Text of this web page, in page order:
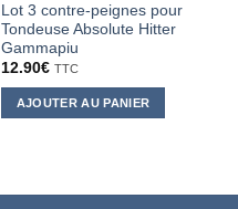
Lot 3 contre-peignes pour
Tondeuse Absolute Hitter
Gammapiu
12.90€ TTC
AJOUTER AU PANIER